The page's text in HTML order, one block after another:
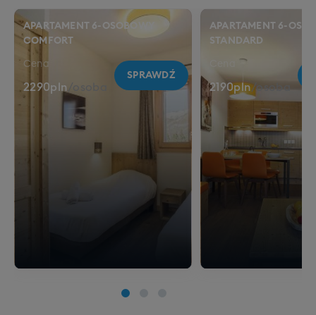
APARTAMENT 6-OSOBOWY
COMFORT
Cena
2290pln /osoba
SPRAWDŹ
APARTAMENT 6-
STANDARD
2190pln/osoba